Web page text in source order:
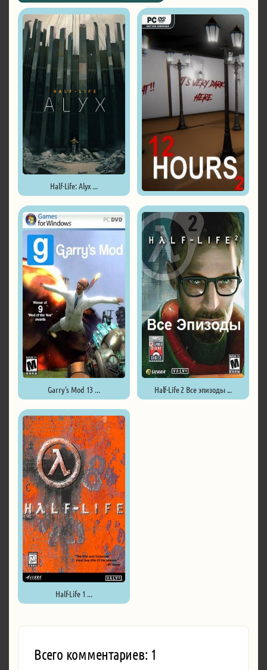
Half-Life: Alyx ...
Garry's Mod 13 ... Half-Life 2 Все эпизоды ...
Half-Life 1 ...
Всего комментариев: 1